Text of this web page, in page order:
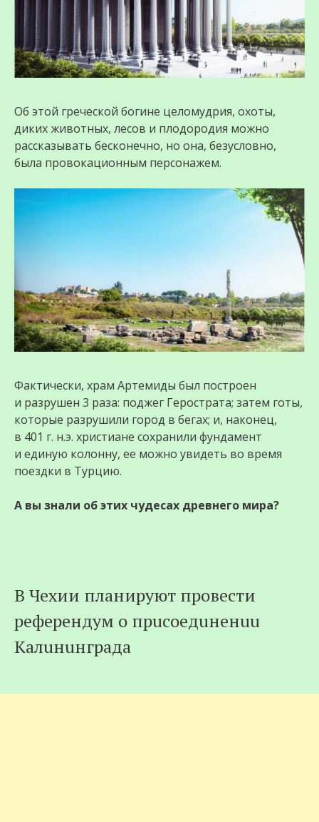
Об этой греческой богине целомудрия, охоты,
диких животных, лесов и плодородия можно
рассказывать бесконечно, но она, безусловно,
была провокационным персонажем.
Фактически, храм Артемиды был построен
и разрушен 3 раза: поджег Герострата; затем готы,
которые разрушили город в бегах; и, наконец,
в 401 г. н.э. христиане сохранили фундамент
и единую колонну, ее можно увидеть во время
поездки в Турцию.
А вы знали об этих чудесах древнего мира?
В Чехии планируют провести
рeферeндyм о прuсоедuненuu
Калuнuнграда